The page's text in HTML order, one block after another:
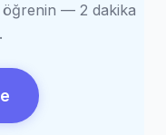
öğrenin — 2 dakika